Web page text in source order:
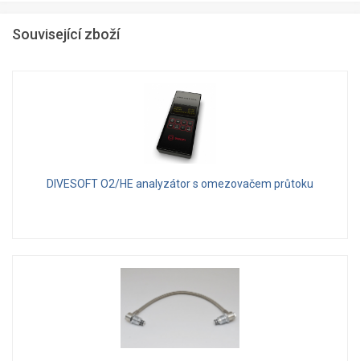
Související zboží
DIVESOFT O2/HE analyzátor s omezovačem průtoku